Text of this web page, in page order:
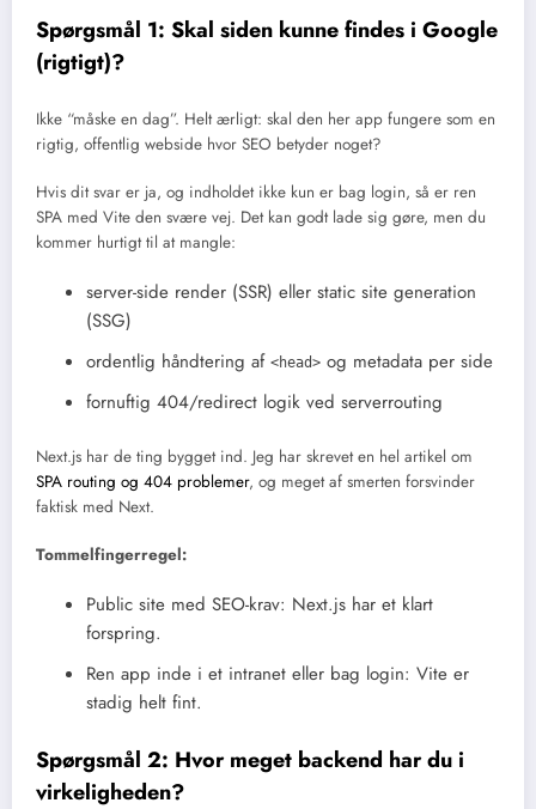
Spørgsmål 1: Skal siden kunne findes i Google
(rigtigt)?
Ikke “måske en dag”. Helt ærligt: skal den her app fungere som en
rigtig, offentlig webside hvor SEO betyder noget?
Hvis dit svar er ja, og indholdet ikke kun er bag login, så er ren
SPA med Vite den svære vej. Det kan godt lade sig gøre, men du
kommer hurtigt til at mangle:
server-side render (SSR) eller static site generation
(SSG)
ordentlig håndtering af <head> og metadata per side
fornuftig 404/redirect logik ved serverrouting
Next.js har de ting bygget ind. Jeg har skrevet en hel artikel om
SPA routing og 404 problemer, og meget af smerten forsvinder
faktisk med Next.
Tommelfingerregel:
Public site med SEO-krav: Next.js har et klart
forspring.
Ren app inde i et intranet eller bag login: Vite er
stadig helt fint.
Spørgsmål 2: Hvor meget backend har du i
virkeligheden?